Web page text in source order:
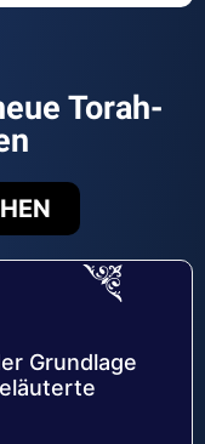
Torah-
Grundlage